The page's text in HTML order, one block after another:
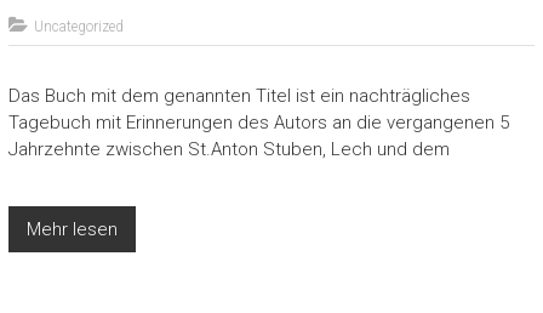
Uncategorized
Das Buch mit dem genannten Titel ist ein nachträgliches
Tagebuch mit Erinnerungen des Autors an die vergangenen 5
Jahrzehnte zwischen St.Anton Stuben, Lech und dem
Mehr lesen